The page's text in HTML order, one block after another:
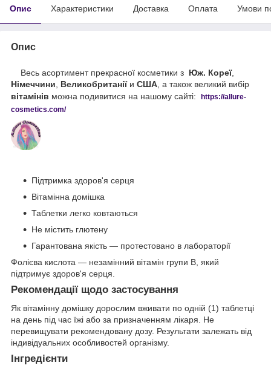
Опис Характеристики Доставка Оплата Умови
Опис
Весь асортимент прекрасної косметики з Юж. Кореї,
Німеччини
Великобританіїи США , а також великий вибір
вітамінів можна подивитися на нашому сайті: https://allure-
cosmetics.com/
Підтримка здоров'я серця
Вітамінна домішка
Таблетки легко ковтаються
Не містить глютену
Гарантована якість — протестовано в лабораторії
Фолієва кислота — незамінний вітамін групи B, який
підтримує здоров'я серця.
Рекомендації щодо застосування
Як вітамінну домішку дорослим вживати по одній (1) таблетці
на день під час їжі або за призначенням лікаря. Не
перевищувати рекомендовану дозу. Результати залежать від
індивідуальних особливостей організму.
Інгредієнти